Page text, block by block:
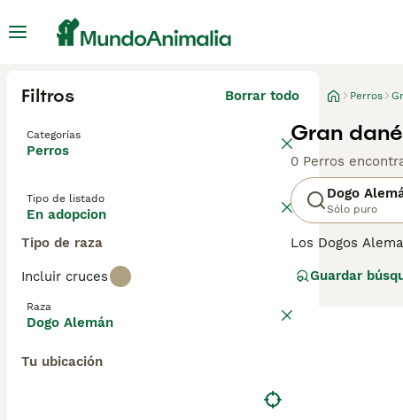
Filtros Borrar todo
Categorías
Perros
Tipo de listado
En adopcion
Tipo de raza
Incluir cruces
Raza
Dogo Alemán
Tu ubicación
Perros
Gran
0 Perros
Dogo
Sólo puro
Los Dogos
juguetona y
Guardar